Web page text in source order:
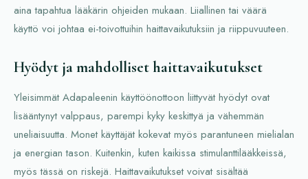
aina tapahtua lääkärin ohjeiden mukaan. Liiallinen tai väärä
käyttö voi johtaa ei-toivottuihin haittavaikutuksiin ja riippuvuuteen.
Hyödyt ja mahdolliset haittavaikutukset
Yleisimmät Adapaleenin käyttöönottoon liittyvät hyödyt ovat
lisääntynyt valppaus, parempi kyky keskittyä ja vähemmän
uneliaisuutta. Monet käyttäjät kokevat myös parantuneen mielialan
ja energian tason. Kuitenkin, kuten kaikissa stimulanttilääkkeissä,
myös tässä on riskejä. Haittavaikutukset voivat sisältää